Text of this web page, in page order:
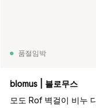
품절임박
blomus | 블로무스